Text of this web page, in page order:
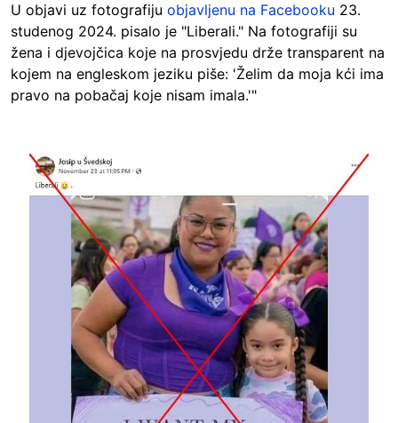
U objavi uz fotografiju objavljenu na Facebooku 23.
studenog 2024. pisalo je "Liberali." Na fotografiji su
žena i djevojčica koje na prosvjedu drže transparent na
kojem na engleskom jeziku piše: 'Želim da moja kći ima
pravo na pobačaj koje nisam imala.'"
Image